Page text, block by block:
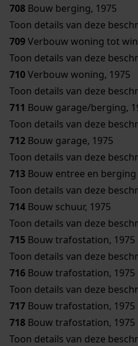
708 Bouw berging, 1975
Toon details van deze
709Verbouw woning tot
Toon details van deze
710Verbouw woning, 1975
Toon details van deze
711 Bouw garage/berging,
Toon details van deze
712 Bouw garage, 1975
Toon details van deze
713 Bouw entree en
Toon details van deze
714 Bouw schuur, 1975
Toon details van deze
715 Bouw trafostation, 1975
Toon details van deze
716 Bouw trafostation, 1975
Toon details van deze
717 Bouw trafostation, 1975
718 Bouw trafostation, 1975
Toon details van deze